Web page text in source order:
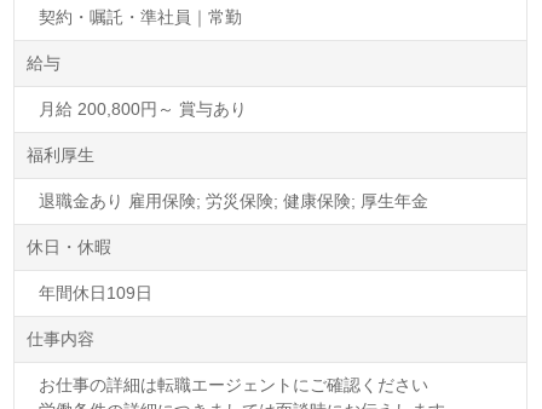
契約・嘱託・準社員｜常勤
給与
月給 200,800円～ 賞与あり
福利厚生
退職金あり 雇用保険; 労災保険; 健康保険; 厚生年金
休日・休暇
年間休日109日
仕事内容
お仕事の詳細は転職エージェントにご確認ください